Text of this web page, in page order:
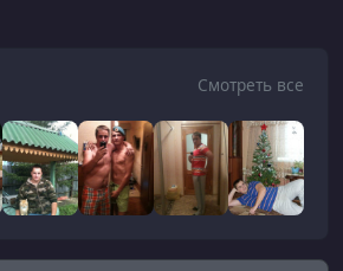
Смотреть все